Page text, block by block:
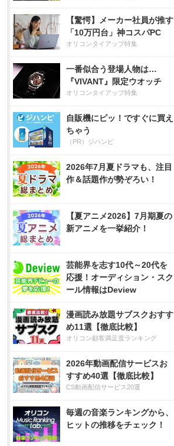
【驚愕】メーカー社員が推す
「10万円台」神コスパPC
オリコンタイアップ特集
一番似合う登場人物は…
『VIVANT』限定ウオッチ
オリコンタイアップ特集
自販機にピッ！ですぐに買え
ちゃう
（PR）ジハンピ
2026年7月夏ドラマも、注目
作＆話題作が勢ぞろい！
【夏アニメ2026】7月期夏の
新アニメを一挙紹介！
芸能界を志す10代～20代を
応援！オーディション・スク
ール情報はDeview
漫画読み放題サブスクおすす
め11選【徹底比較】
オリコン顧客満足度ランキング
2026年動画配信サービスお
すすめ40選【徹底比較】
CS動画配信サービス20選
毎週の音楽ランキングから、
ヒットの推移をチェック！